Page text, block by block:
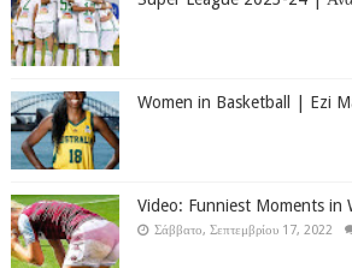
Women in Basketball | Ezi
Video: Funniest Moments in
Σάββατο, Σεπτεμβρίου 17, 2022